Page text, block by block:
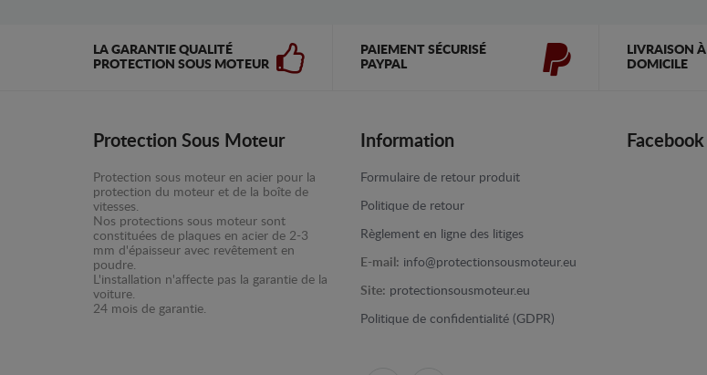
LA GARANTIE QUALITÉ
PROTECTION SOUS MOTEUR
PAIEMENT SÉCURISÉ
PAYPAL
LIVRAISON À
DOMICILE
Protection Sous Moteur
Protection sous moteur en acier pour la
protection du moteur et de la boîte de
vitesses.
Nos protections sous moteur sont
constituées de plaques en acier de 2-3
mm d'épaisseur avec revêtement en
poudre.
L'installation n'affecte pas la garantie de la
voiture.
24 mois de garantie.
Information
Formulaire de retour produit
Politique de retour
Règlement en ligne des litiges
E-mail: info@protectionsousmoteur.eu
Site: protectionsousmoteur.eu
Politique de confidentialité (GDPR)
Facebook